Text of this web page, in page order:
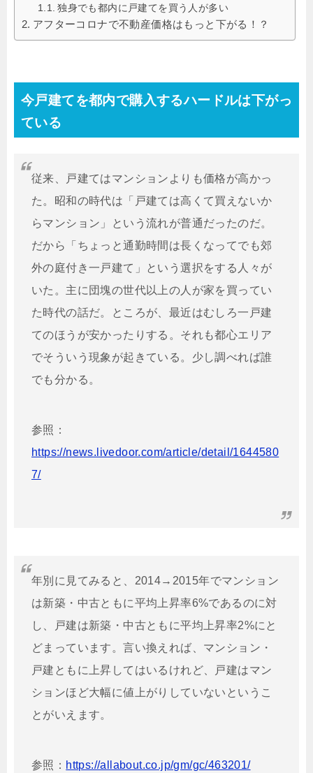
独身でも都内に戸建てを買う人が多い
アフターコロナで不動産価格はもっと下がる！？
今戸建てを都内で購入するハードルは下がっ
ている
従来、戸建てはマンションよりも価格が高かっ
た。昭和の時代は「戸建ては高くて買えないか
らマンション」という流れが普通だったのだ。
だから「ちょっと通勤時間は長くなってでも郊
外の庭付き一戸建て」という選択をする人々が
いた。主に団塊の世代以上の人が家を買ってい
た時代の話だ。ところが、最近はむしろ一戸建
てのほうが安かったりする。それも都心エリア
でそういう現象が起きている。少し調べれば誰
でも分かる。
参照：
https://news.livedoor.com/article/detail/1644580
7/
年別に見てみると、2014→2015年でマンション
は新築・中古ともに平均上昇率6%であるのに対
し、戸建は新築・中古ともに平均上昇率2%にと
どまっています。言い換えれば、マンション・
戸建ともに上昇してはいるけれど、戸建はマン
ションほど大幅に値上がりしていないというこ
とがいえます。
参照： https://allabout.co.jp/gm/gc/463201/